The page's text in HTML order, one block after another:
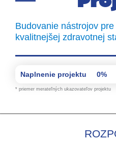
Budovanie nástrojov
kvalitnejšej zdravotnej
Naplnenie projektu 0%
* priemer merateľných ukazovateľov projektu